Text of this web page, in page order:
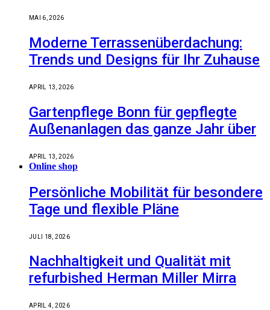
MAI 6, 2026
Moderne Terrassenüberdachung:
Trends und Designs für Ihr Zuhause
APRIL 13, 2026
Gartenpflege Bonn für gepflegte
Außenanlagen das ganze Jahr über
APRIL 13, 2026
Online shop
Persönliche Mobilität für besondere
Tage und flexible Pläne
JULI 18, 2026
Nachhaltigkeit und Qualität mit
refurbished Herman Miller Mirra
APRIL 4, 2026